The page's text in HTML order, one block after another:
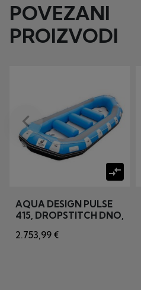
POVEZANI
PROIZVODI
compare_arrows
AQUA DESIGN PULSE
415, DROPSTITCH DNO,
napuhavanje, 9 SJEDALA
2.753,99 €
Prije
keyboard_arrow_left